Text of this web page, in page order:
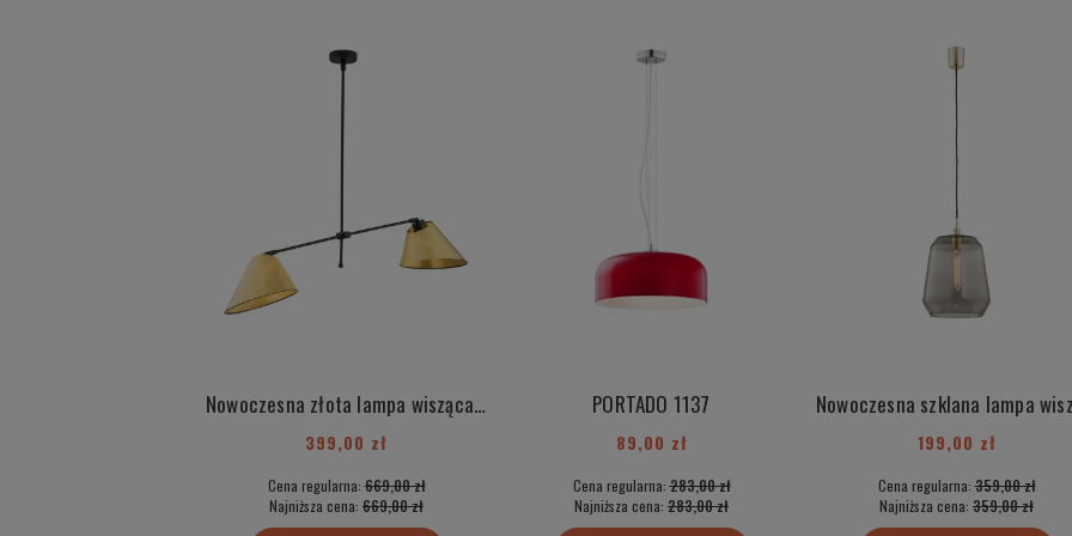
Nowoczesna złota lampa wisząca regulowana podwójna czarne detale CLAVA 897
399,00 zł
Cena regularna:669,00 zł
Najniższa cena: 669,00 zł
PORTADO 1137
89,00 zł
Cena regularna:283,00 zł
Najniższa cena: 283,00 zł
199,00 zł
Cena regularna:359,00 zł
Najniższa cena: 359,00 zł